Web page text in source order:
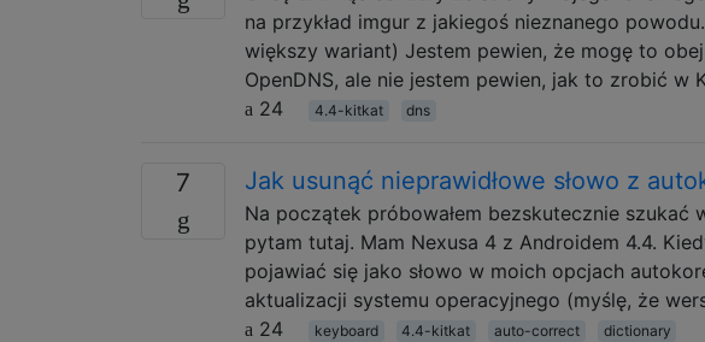
na przykład imgur z jakiegoś nieznanego
większy wariant) Jestem pewien, że mogę to
OpenDNS, ale nie jestem pewien, jak to zrobić w
24
4.4-kitkat dns
7 Jak usunąć nieprawidłowe słowo z
Na początek próbowałem bezskutecznie
pytam tutaj. Mam Nexusa 4 z Androidem 4.4.
pojawiać się jako słowo w moich opcjach
aktualizacji systemu operacyjnego (myślę, że
24
keyboard 4.4-kitkat auto-correct dictionary